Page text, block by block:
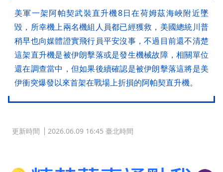
美軍一架阿帕契武裝直升機8日在荷姆茲海峽附近墜
毀，所幸機上兩名機組人員都已經獲救，美國總統川普
稍早也向媒體證實飛行員平安沒事，不過目前還不清楚
這架直升機是被伊朗擊落或是發生機械故障，相關單位
還在調查當中，但如果後續確認是被伊朗擊落這將是美
伊衝突爆發以來首架在戰場上折損的阿帕契直升機。
更新時間 2026.06.09 16:45 臺北時間